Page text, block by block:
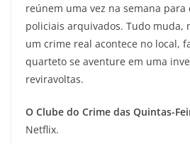
reúnem uma vez na semana para
policiais arquivados. Tudo muda,
um crime real acontece no local,
quarteto se aventure em uma
reviravoltas.
O Clube do Crime das Quintas-
Netflix.